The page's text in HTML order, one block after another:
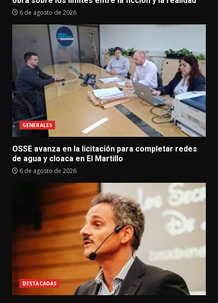
6 de agosto de 2026
GENERALES
OSSE avanza en la licitación para completar redes
de agua y cloaca en El Martillo
6 de agosto de 2026
DESTACADAS